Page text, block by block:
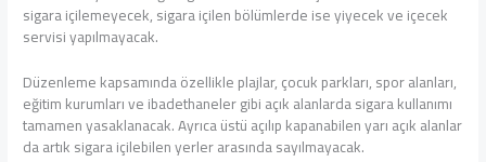
sigara içilemeyecek, sigara içilen bölümlerde ise yiyecek ve içecek
servisi yapılmayacak.
Düzenleme kapsamında özellikle plajlar, çocuk parkları, spor alanları,
eğitim kurumları ve ibadethaneler gibi açık alanlarda sigara kullanımı
tamamen yasaklanacak. Ayrıca üstü açılıp kapanabilen yarı açık alanlar
da artık sigara içilebilen yerler arasında sayılmayacak.